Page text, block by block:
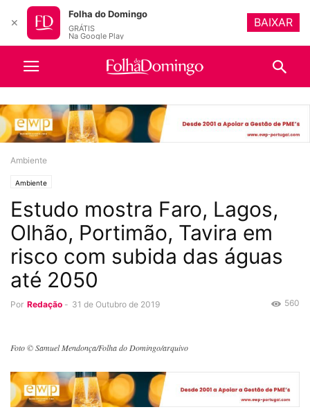
Ambiente
Ambiente
Estudo mostra Faro, Lagos,
Olhão, Portimão, Tavira em
risco com subida das águas
até 2050
Por Redação - 31 de Outubro de 2019 560
Foto © Samuel Mendonça/Folha do Domingo/arquivo
✕
Folha do Domingo
GRÁTIS
Na Google Play
BAIXAR